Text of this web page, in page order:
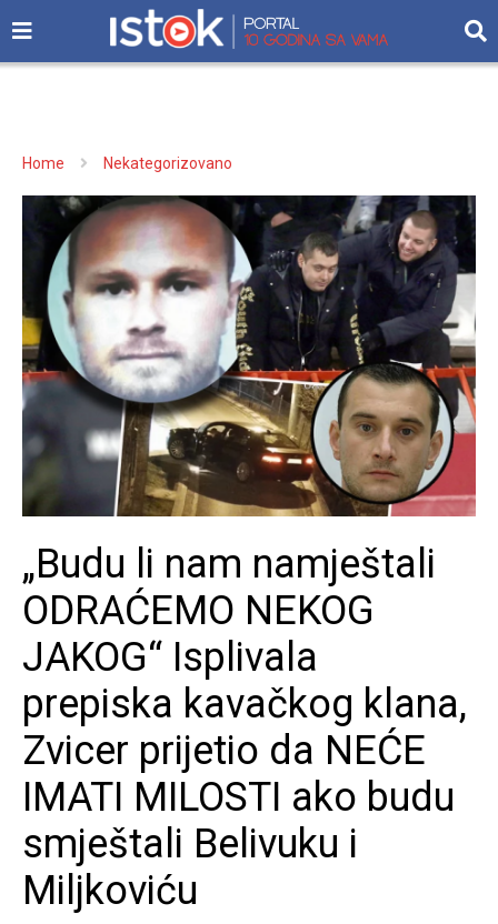
Home Nekategorizovano
„Budu li nam namještali
ODRAĆEMO NEKOG
JAKOG“ Isplivala
prepiska kavačkog klana,
Zvicer prijetio da NEĆE
IMATI MILOSTI ako budu
smještali Belivuku i
Miljkoviću